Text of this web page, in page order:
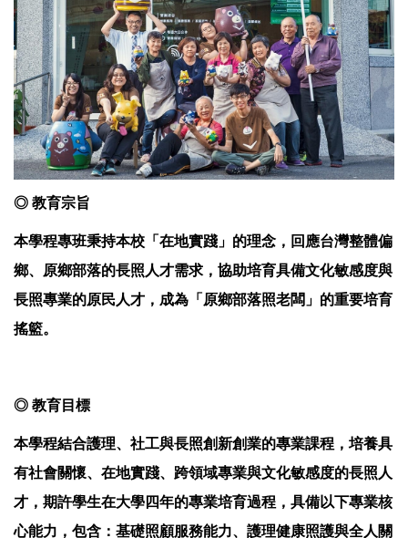
◎ 教育宗旨
本學程專班秉持本校「在地實踐」的理念，回應台灣整體偏
鄉、原鄉部落的長照人才需求，協助培育具備文化敏感度與
長照專業的原民人才，成為「原鄉部落照老闆」的重要培育
搖籃。
◎ 教育目標
本學程結合護理、社工與長照創新創業的專業課程，培養具
有社會關懷、在地實踐、跨領域專業與文化敏感度的長照人
才，期許學生在大學四年的專業培育過程，具備以下專業核
心能力，包含：基礎照顧服務能力、護理健康照護與全人關